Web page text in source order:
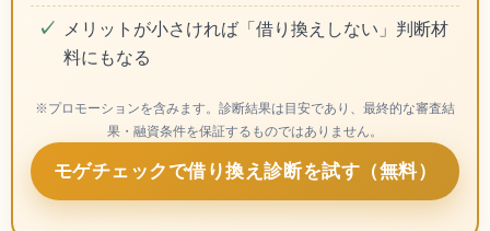
メリットが小さければ「借り換えしない」判断材
料にもなる
※プロモーションを含みます。診断結果は目安であり、最終的な審査結
果・融資条件を保証するものではありません。
モゲチェックで借り換え診断を試す（無料）